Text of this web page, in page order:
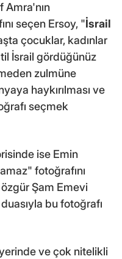
Amra'nın
seçen Ersoy, "İsrail
çocuklar, kadınlar
İsrail gördüğünüz
zulmüne
haykırılması ve
seçmek
ise Emin
fotoğrafını
Şam Emevi
bu fotoğrafı
ve çok nitelikli